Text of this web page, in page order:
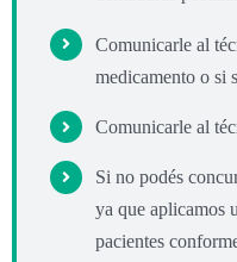
Comunicarle al
medicamento o si
Comunicarle al
Si no podés
ya que aplicamos
pacientes